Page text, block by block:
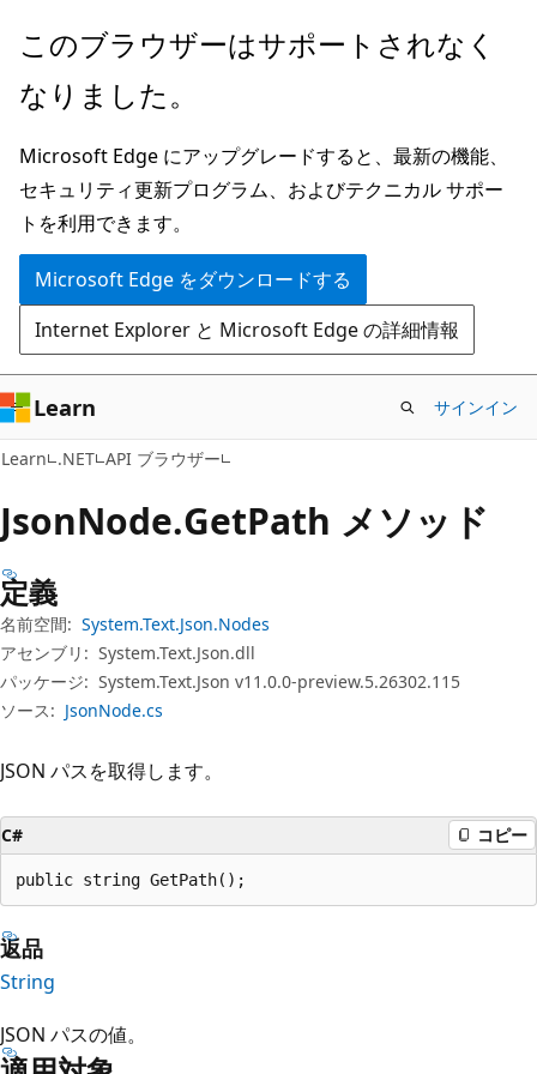
メ
ン
ン
テ
ン
ツ
に
ス
キ
ッ
プ
ペ
ジ
ナ
ビ
ゲ
ー
シ
ョ
ン
に
ス
キ
プ
このブラウザーはサポートされなく
なりました。
Microsoft Edge にアップグレードすると、最新の機能、
セキュリティ更新プログラム、およびテクニカル サポー
トを利用できます。
Microsoft Edge をダウンロードする
Internet Explorer と Microsoft Edge の詳細情報
Learn サインイン
Learn .NET API ブラウザー
JsonNode.GetPath メソッド
定義
名前空間: System.Text.Json.Nodes
アセンブリ: System.Text.Json.dll
パッケージ: System.Text.Json v11.0.0-preview.5.26302.115
ソース: JsonNode.cs
JSON パスを取得します。
C# コピー
public string GetPath();
返品
String
JSON パスの値。